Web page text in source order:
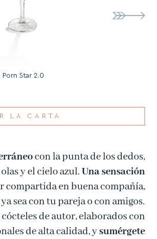
LA CARTA
con la punta de los dedos,
y el cielo azul.Una sensación
compartida en buena compañía,
ya sea con tu pareja o con amigos.
de autor, elaborados con
de alta calidad, ysumérgete